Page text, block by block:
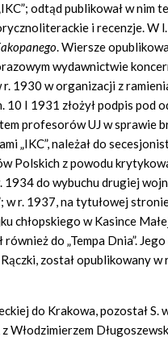
odtąd publikował w nim
i recenzje. W
. Wiersze
wydawnictwie
r. 1930 w organizacji z
I 1931 złożył podpis pod
profesorów UJ w sprawie
„IKC”, należał do
Polskich z powodu
1934 do wybuchu drugiej
w r. 1937, na tytułowej
chłopskiego w Kasince
również do „Tempa Dnia”. Jego
został opublikowany w
do Krakowa, pozostał S.
Włodzimierzem